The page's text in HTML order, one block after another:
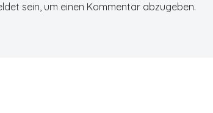
sein, um einen Kommentar abzugeben.